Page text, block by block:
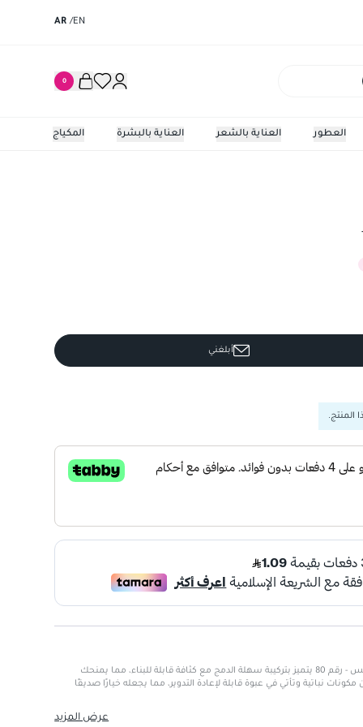
EN
/
AR
0
المكياج العناية بالبشرة العناية بالشعر العطور
أبلغني
المنتج.
أحمر الخدود بلش كراش! من إسينس - رقم 80 يتميز بتركيبة سهلة الدمج مع كثافة قابلة للبناء، مما يمنحك
نباتية وتأتي في عبوة قابلة لإعادة التدوير، مما يجعله خيارًا صديقًا
عرض المزيد